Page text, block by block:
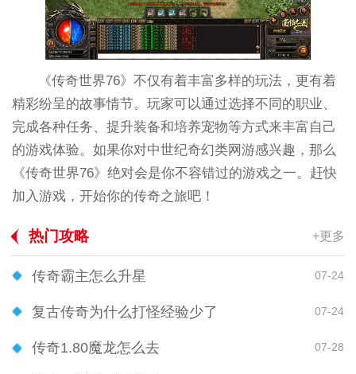
《传奇世界76》不仅有着丰富多样的玩法，更有着
精彩纷呈的故事情节。玩家可以通过选择不同的职业、
完成各种任务、提升装备和培养宠物等方式来丰富自己
的游戏体验。如果你对中世纪奇幻类网游感兴趣，那么
《传奇世界76》绝对会是你不容错过的游戏之一。赶快
加入游戏，开始你的传奇之旅吧！
热门攻略 +更多
传奇霸主怎么升星 07-24
复古传奇为什么打怪经验少了 07-24
传奇1.80魔龙怎么去 07-28